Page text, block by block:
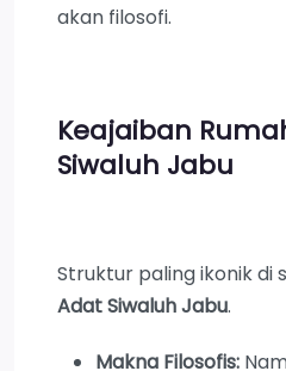
akan filosofi.
Keajaiban
Siwaluh Jabu
Struktur paling ikonik di
Adat Siwaluh Jabu.
Makna Filosofis: